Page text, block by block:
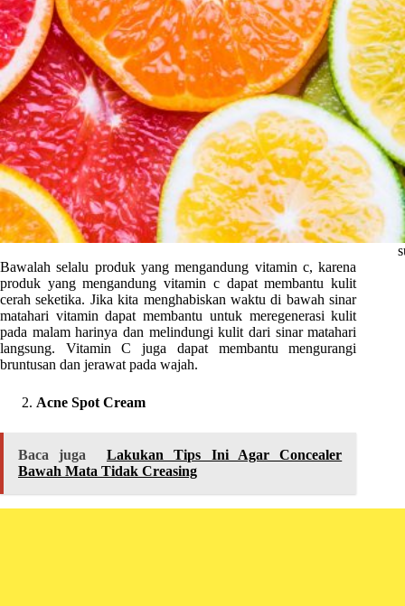
Bawalah selalu produk yang mengandung vitamin c, karena
produk yang mengandung vitamin c dapat membantu kulit
cerah seketika. Jika kita menghabiskan waktu di bawah sinar
matahari vitamin dapat membantu untuk meregenerasi kulit
pada malam harinya dan melindungi kulit dari sinar matahari
langsung. Vitamin C juga dapat membantu mengurangi
bruntusan dan jerawat pada wajah.
Acne Spot Cream
Baca juga
Lakukan Tips Ini Agar Concealer
Bawah Mata Tidak Creasing